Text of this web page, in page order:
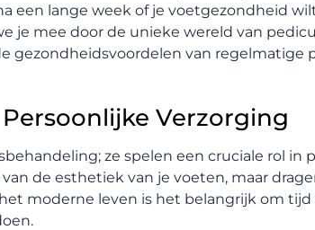
een lange week of je voetgezondheid
je mee door de unieke wereld van
gezondheidsvoordelen van regelmatige
Verzorging
ze spelen een cruciale rol in
de esthetiek van je voeten, maar
moderne leven is het belangrijk om tijd